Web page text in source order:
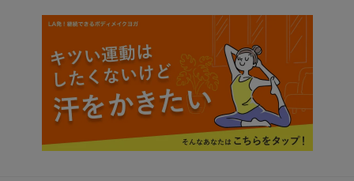
は手足、ワキのほか、全身という人もいます。かきたく
ない時に汗が出て困る、汗が出すぎて恥ずかしいと思う
とその緊張でさらに汗が止まらなくなる、という訴えが
目立ちます」特に40代以上の年齢汗の相談が多いそうで
す。暑い季節に覚えておきたい、年齢汗の対策を吉木伸
子先生に教えてもらいました。